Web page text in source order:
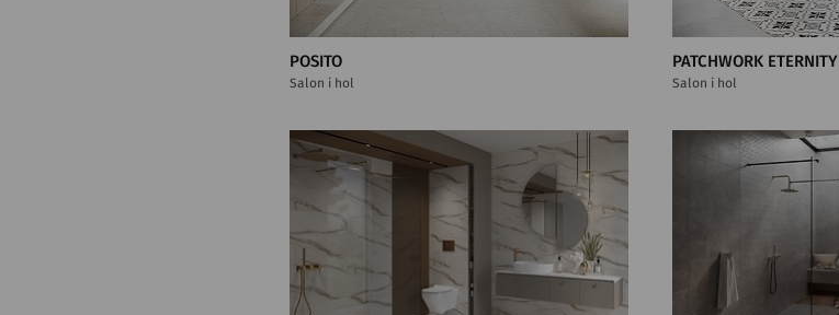
POSITO
Salon i hol
PATCHWORK ETERNITY
Salon i hol